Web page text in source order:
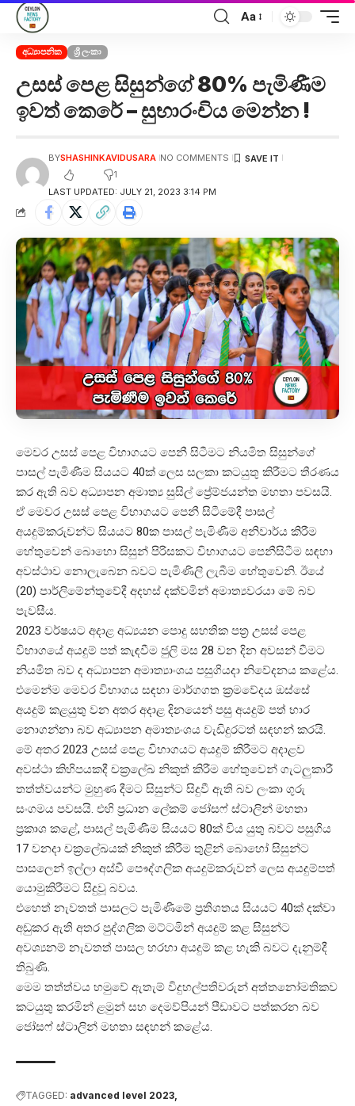
Aa
අධ්‍යාපනික ශ්‍රී ලංකා
උසස් පෙළ සිසුන්ගේ 80% පැමිණීම
ඉවත් කෙරේ – සුභාරංචිය මෙන්න !
LAST UPDATED: JULY 21, 2023 3:14 PM
BYSHASHINKAVIDUSARA NO COMMENTS
1
මෙවර උසස් පෙළ විභාගයට පෙනී සිටීමට නියමිත සිසුන්ගේ
පාසල් පැමිණීම සියයට 40ක් ලෙස සලකා කටයුතු කිරීමට තීරණය
කර ඇති බව අධ්‍යාපන අමාත්‍ය සුසිල් ප්‍රේම්ජයන්ත මහතා පවසයි.
ඒ මෙවර උසස් පෙළ විභාගයට පෙනී සිටීමේදී පාසල්
අයදුම්කරුවන්ට සියයට 80ක පාසල් පැමිණීම අනිවාර්ය කිරීම
හේතුවෙන් බොහො සිසුන් පිරිසකට විභාගයට පෙනීසිටීම සඳහා
අවස්ථාව නොලැබෙන බවට පැමිණිලි ලැබීම හේතුවෙනි. ඊයේ
(20) පාර්ලිමේන්තුවේදී අදහස් දක්වමින් අමාත්‍යවරයා මේ බව
පැවසීය.
2023 වර්ෂයට අදාළ අධ්‍යයන පොදු සහතික පත්‍ර උසස් පෙළ
විභාගයේ අයදුම් පත් කැඳවීම ජුලි මස 28 වන දින අවසන් වීමට
නියමිත බව ද අධ්‍යාපන අමාත්‍යාංශය පසුගියදා නිවේදනය කළේය.
එමෙන්ම මෙවර විභාගය සඳහා මාර්ගගත ක්‍රමවේදය ඔස්සේ
අයදුම් කළයුතු වන අතර අදාළ දිනයෙන් පසු අයදුම් පත් භාර
නොගන්නා බව අධ්‍යාපන අමාත්‍යංශය වැඩිදුරටත් සඳහන් කරයි.
මේ අතර 2023 උසස් පෙළ විභාගයට අයදුම් කිරීමට අදාළව
අවස්ථා කිහිපයකදී චක්‍රලේඛ නිකුත් කිරීම හේතුවෙන් ගැටලුකාරී
තත්ත්වයන්ට මුහුණ දීමට සිසුන්ට සිදුවී ඇති බව ලංකා ගුරු
සංගමය පවසයි. එහි ප්‍රධාන ලේකම් ජෝසෆ් ස්ටාලින් මහතා
ප්‍රකාශ කළේ, පාසල් පැමිණීම සියයට 80ක් විය යුතු බවට පසුගිය
17 වනදා චක්‍රලේඛයක් නිකුත් කිරීම තුළින් බොහෝ සිසුන්ට
පාසලෙන් ඉල්ලා අස්වී පෞද්ගලික අයදුම්කරුවන් ලෙස අයදුම්පත්
යොමුකිරීමට සිදුවූ බවය.
එහෙත් නැවතත් පාසලට පැමිණීමේ ප්‍රතිශතය සියයට 40ක් දක්වා
අඩුකර ඇති අතර පුද්ගලික මට්ටමින් අයදුම් කළ සිසුන්ට
අවශ්‍යනම් නැවතත් පාසල හරහා අයදුම් කළ හැකි බවට දැනුම්දී
තිබුණි.
මෙම තත්ත්වය හමුවේ ඇතැම් විදුහල්පතිවරුන් අත්තනෝමතිකව
කටයුතු කරමින් ළමුන් සහ දෙමව්පියන් පීඩාවට පත්කරන බව
ජෝසෆ් ස්ටාලින් මහතා සඳහන් කළේය.
TAGGED: advanced level 2023